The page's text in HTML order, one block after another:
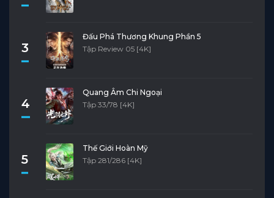
3
Đấu Phá Thương Khung Phần 5
Tập Review 05 [4K]
4
Quang Âm Chi Ngoại
Tập 33/78 [4K]
5
Thế Giới Hoàn Mỹ
Tập 281/286 [4K]